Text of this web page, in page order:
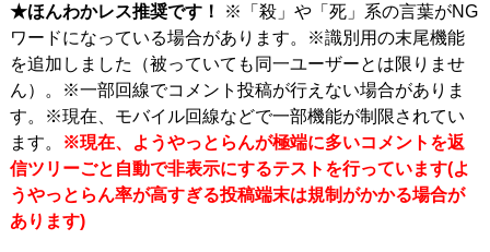
★ほんわかレス推奨です！
※「殺」や「死」系の言葉がNG
ワードになっている場合があります。※識別用の末尾機能
を追加しました（被っていても同一ユーザーとは限りませ
ん）。※一部回線でコメント投稿が行えない場合がありま
す。※現在、モバイル回線などで一部機能が制限されてい
ます。
※現在、ようやっとらんが極端に多いコメントを返
信ツリーごと自動で非表示にするテストを行っています(よ
うやっとらん率が高すぎる投稿端末は規制がかかる場合が
あります)